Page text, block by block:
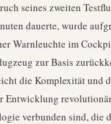
seines zweiten
dauerte, wurde
Warnleuchte im
zur Basis
die Komplexität und
Entwicklung
verbunden sind, die